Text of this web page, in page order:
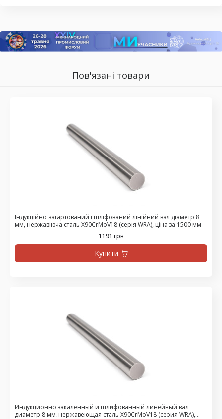
Пов'язані товари
Індукційно загартований і шліфований лінійний вал діаметр 8
мм, нержавіюча сталь X90CrMoV18 (серія WRA), ціна за 1500 мм
1191 грн
Купити
Индукционно закаленный и шлифованный линейный вал
диаметр 8 мм, нержавеющая сталь X90CrMoV18 (серия WRA),